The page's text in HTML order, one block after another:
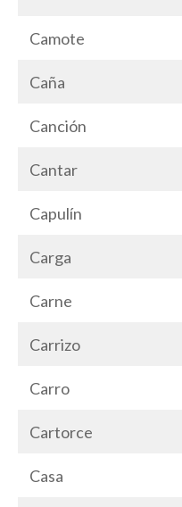
Camote
Caña
Canción
Cantar
Capulín
Carga
Carne
Carrizo
Carro
Cartorce
Casa